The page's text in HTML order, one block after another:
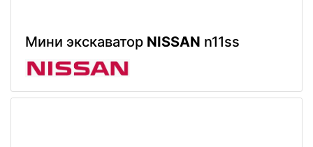
Мини экскаватор NISSAN n11ss